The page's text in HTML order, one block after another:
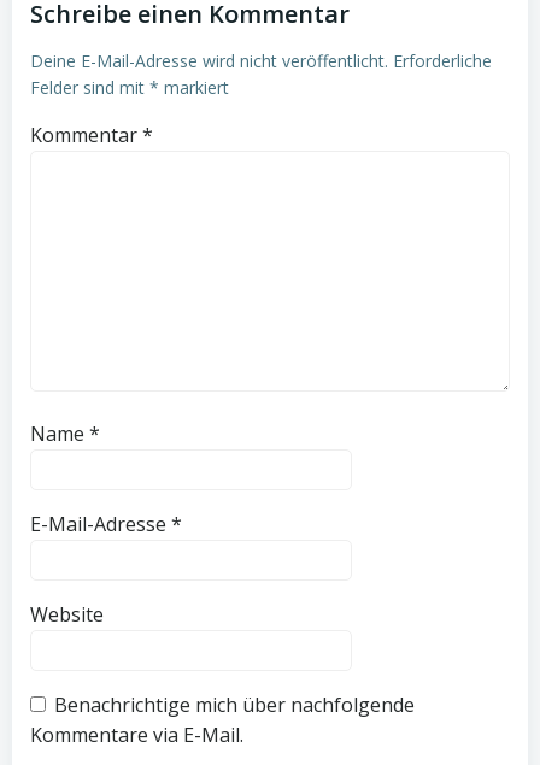
Schreibe einen Kommentar
Deine E-Mail-Adresse wird nicht veröffentlicht. Erforderliche
Felder sind mit * markiert
Kommentar*
Name *
E-Mail-Adresse *
Website
Benachrichtige mich über nachfolgende
Kommentare via E-Mail.